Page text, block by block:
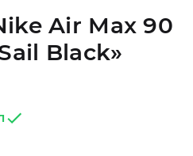
Air Max 90
Black»